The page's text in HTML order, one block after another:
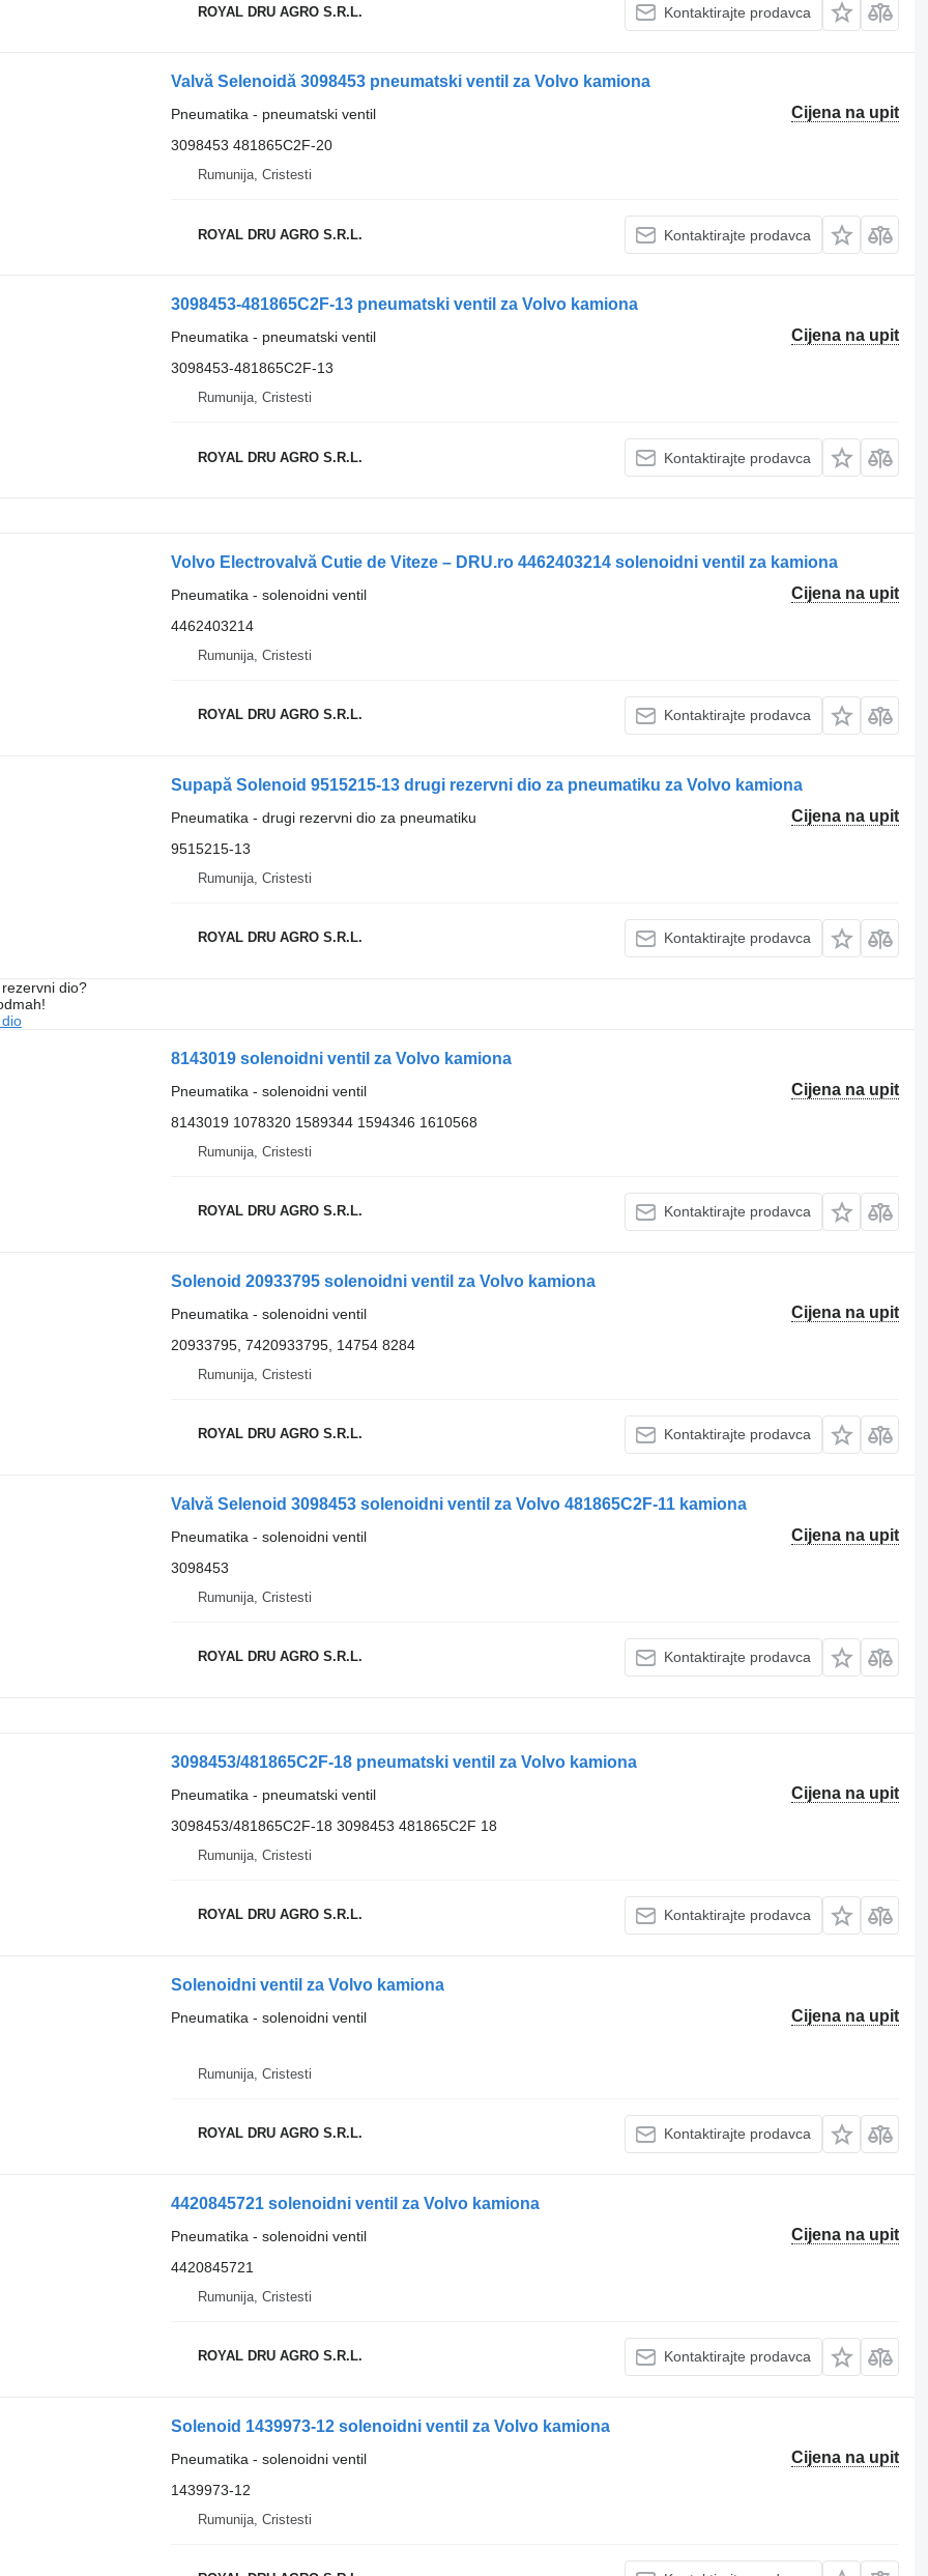
ROYAL DRU AGRO S.R.L. Kontaktirajte prodavca
Valvă Selenoidă 3098453 pneumatski ventil za Volvo kamiona
Cijena na upit
Pneumatika - pneumatski ventil
3098453 481865C2F-20
Rumunija, Cristesti
ROYAL DRU AGRO S.R.L. Kontaktirajte prodavca
3098453-481865C2F-13 pneumatski ventil za Volvo kamiona
Cijena na upit
Pneumatika - pneumatski ventil
3098453-481865C2F-13
Rumunija, Cristesti
ROYAL DRU AGRO S.R.L. Kontaktirajte prodavca
Volvo Electrovalvă Cutie de Viteze – DRU.ro 4462403214 solenoidni ventil za kamiona
Cijena na upit
Pneumatika - solenoidni ventil
4462403214
Rumunija, Cristesti
ROYAL DRU AGRO S.R.L. Kontaktirajte prodavca
Supapă Solenoid 9515215-13 drugi rezervni dio za pneumatiku za Volvo kamiona
Cijena na upit
Pneumatika - drugi rezervni dio za pneumatiku
9515215-13
Rumunija, Cristesti
ROYAL DRU AGRO S.R.L. Kontaktirajte prodavca
dio?
8143019 solenoidni ventil za Volvo kamiona
Cijena na upit
Pneumatika - solenoidni ventil
8143019 1078320 1589344 1594346 1610568
Rumunija, Cristesti
ROYAL DRU AGRO S.R.L. Kontaktirajte prodavca
Solenoid 20933795 solenoidni ventil za Volvo kamiona
Cijena na upit
Pneumatika - solenoidni ventil
20933795, 7420933795, 14754 8284
Rumunija, Cristesti
ROYAL DRU AGRO S.R.L. Kontaktirajte prodavca
Valvă Selenoid 3098453 solenoidni ventil za Volvo 481865C2F-11 kamiona
Cijena na upit
Pneumatika - solenoidni ventil
3098453
Rumunija, Cristesti
ROYAL DRU AGRO S.R.L. Kontaktirajte prodavca
3098453/481865C2F-18 pneumatski ventil za Volvo kamiona
Cijena na upit
Pneumatika - pneumatski ventil
3098453/481865C2F-18 3098453 481865C2F 18
Rumunija, Cristesti
ROYAL DRU AGRO S.R.L. Kontaktirajte prodavca
Solenoidni ventil za Volvo kamiona
Cijena na upit
Pneumatika - solenoidni ventil
Rumunija, Cristesti
ROYAL DRU AGRO S.R.L. Kontaktirajte prodavca
4420845721 solenoidni ventil za Volvo kamiona
Cijena na upit
Pneumatika - solenoidni ventil
4420845721
Rumunija, Cristesti
ROYAL DRU AGRO S.R.L. Kontaktirajte prodavca
Solenoid 1439973-12 solenoidni ventil za Volvo kamiona
Cijena na upit
Pneumatika - solenoidni ventil
1439973-12
Rumunija, Cristesti